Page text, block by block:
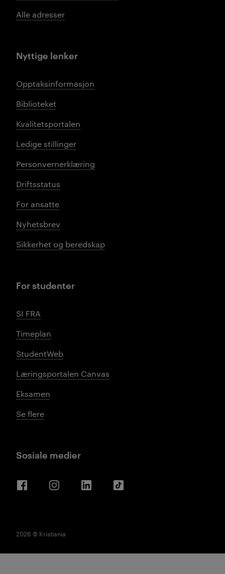
Alle adresser
Nyttige lenker
Opptaksinformasjon
Biblioteket
Kvalitetsportalen
Ledige stillinger
Personvernerklæring
Driftsstatus
For ansatte
Nyhetsbrev
Sikkerhet og beredskap
For studenter
SI FRA
Timeplan
StudentWeb
Læringsportalen Canvas
Eksamen
Se flere
Sosiale medier
2026 © Kristiania